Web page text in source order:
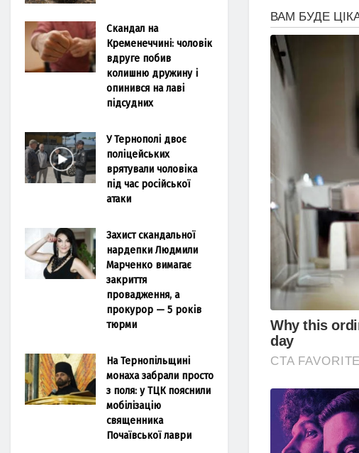
Скандал на
Кременеччині: чоловік
вдруге побив
колишню дружину і
опинився на лаві
підсудних
У Тернополі двоє
поліцейських
врятували чоловіка
під час російської
атаки
Захист скандальної
нардепки Людмили
Марченко вимагає
закриття
провадження, а
прокурор — 5 років
тюрми
На Тернопільщині
монаха забрали просто
з поля: у ТЦК пояснили
мобілізацію
священника
Почаївської лаври